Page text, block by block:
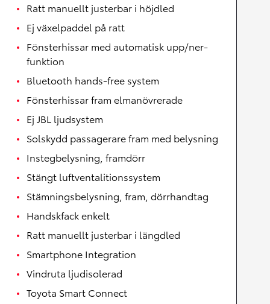
Ratt manuellt justerbar i höjdled
Ej växelpaddel på ratt
Fönsterhissar med automatisk upp/ner-
funktion
Bluetooth hands-free system
Fönsterhissar fram elmanövrerade
Ej JBL ljudsystem
Solskydd passagerare fram med belysning
Instegbelysning, framdörr
Stängt luftventalitionssystem
Stämningsbelysning, fram, dörrhandtag
Handskfack enkelt
Ratt manuellt justerbar i längdled
Smartphone Integration
Vindruta ljudisolerad
Toyota Smart Connect